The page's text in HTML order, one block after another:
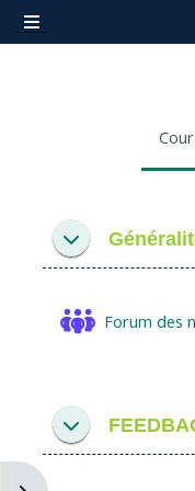
Passer au contenu principal
Panneau latéral
Replier
Forum des
Replier